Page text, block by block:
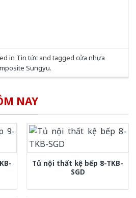
in Tin tức and tagged cửa nhựa
Sungyu.
NAY
Tủ nội thất kệ bếp 8-TKB-
SGD